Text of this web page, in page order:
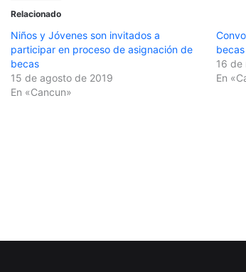
Relacionado
Niños y Jóvenes son invitados a
participar en proceso de asignación de
becas
15 de agosto de 2019
En «Cancun»
16 de
En